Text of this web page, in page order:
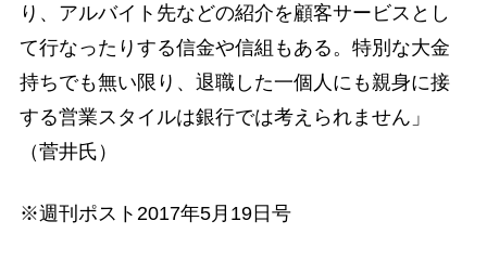
り、アルバイト先などの紹介を顧客サービスとし
て行なったりする信金や信組もある。特別な大金
持ちでも無い限り、退職した一個人にも親身に接
する営業スタイルは銀行では考えられません」
（菅井氏）
※週刊ポスト2017年5月19日号